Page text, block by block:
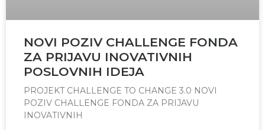
NOVI POZIV CHALLENGE FONDA
ZA PRIJAVU INOVATIVNIH
POSLOVNIH IDEJA
PROJEKT CHALLENGE TO CHANGE 3.0 NOVI
POZIV CHALLENGE FONDA ZA PRIJAVU
INOVATIVNIH